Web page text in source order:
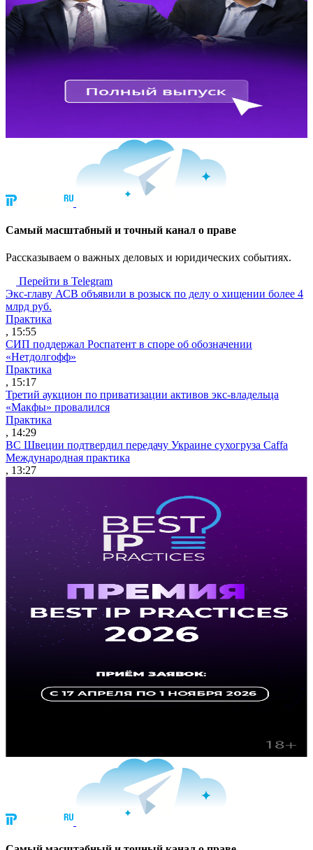
Cамый масштабный и точный канал о праве
Рассказываем о важных деловых и юридических событиях.
Перейти в Telegram
Экс-главу АСВ объявили в розыск по делу о хищении более 4
млрд руб.
Практика
, 15:55
СИП поддержал Роспатент в споре об обозначении
«Нетдолгофф»
Практика
, 15:17
Третий аукцион по приватизации активов экс-владельца
«Макфы» провалился
Практика
, 14:29
ВС Швеции подтвердил передачу Украине сухогруза Caffa
Международная практика
, 13:27